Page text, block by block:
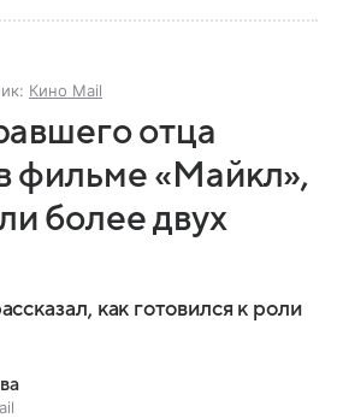
Кино Mail
отца
фильме «Майкл»,
более двух
как готовился к роли